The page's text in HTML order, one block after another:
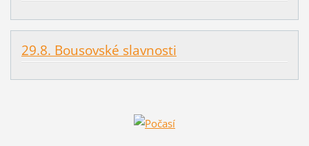
29.8. Bousovské slavnosti